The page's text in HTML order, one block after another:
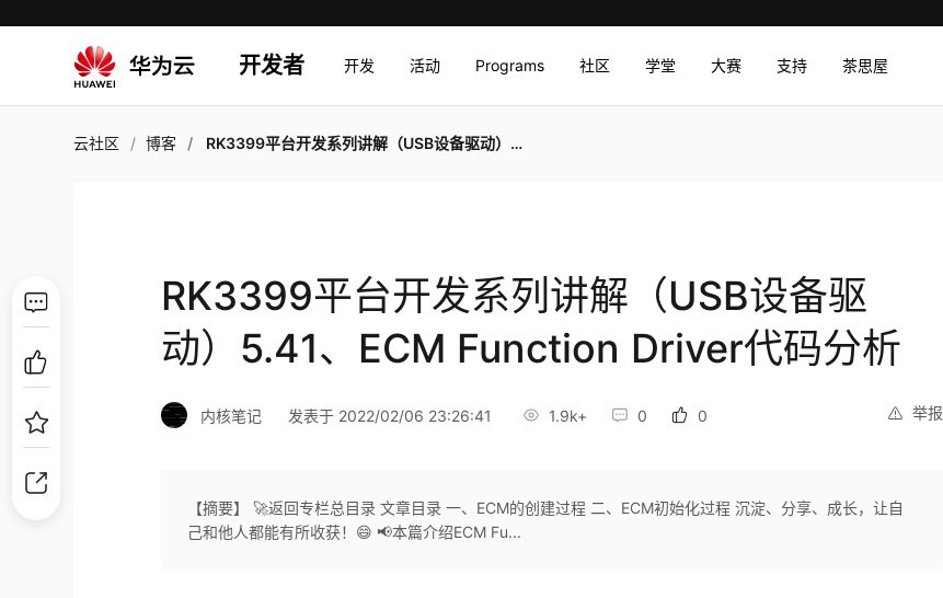
开发者 开发 活动 Programs 社区 学堂 大赛 支持 茶思屋
云社区 博客 RK3399平台开发系列讲解（USB设备驱动）5.41、ECM Function Driver代码分析
RK3399平台开发系列讲解（USB设备驱
动）5.41、ECM Function Driver代码分析
举报
内核笔记 发表于 2022/02/06 23:26:41 1.9k+ 0 0
【摘要】 🚀返回专栏总目录 文章目录 一、ECM的创建过程 二、ECM初始化过程 沉淀、分享、成长，让自
己和他人都能有所收获！😄 📢本篇介绍ECM Fu...